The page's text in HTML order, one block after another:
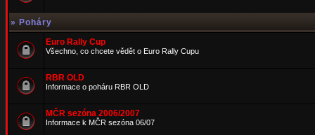
» Poháry
Euro Rally Cup
Všechno, co chcete vědět o Euro Rally Cupu
RBR OLD
Informace o poháru RBR OLD
MČR sezóna 2006/2007
Informace k MČR sezóna 06/07